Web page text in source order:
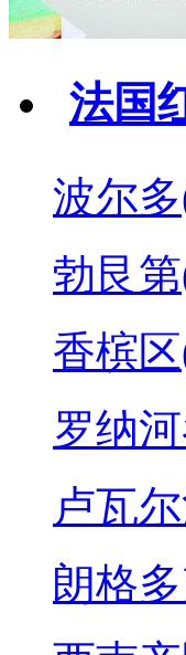
法国
波尔
勃艮
香槟区
罗纳
卢瓦
朗格